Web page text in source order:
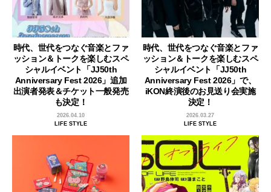
時代、世代をつなぐ音楽とファ
ッション＆トークを楽しむスペ
シャルイベント「JJ50th
Anniversary Fest 2026」追加
出演者発表＆チケット一般発売
も決定！
2026.04.10
LIFE STYLE
時代、世代をつなぐ音楽とファ
ッション＆トークを楽しむスペ
シャルイベント「JJ50th
Anniversary Fest 2026」で、
iKON終演後のお見送り会実施
決定！
2026.03.27
LIFE STYLE